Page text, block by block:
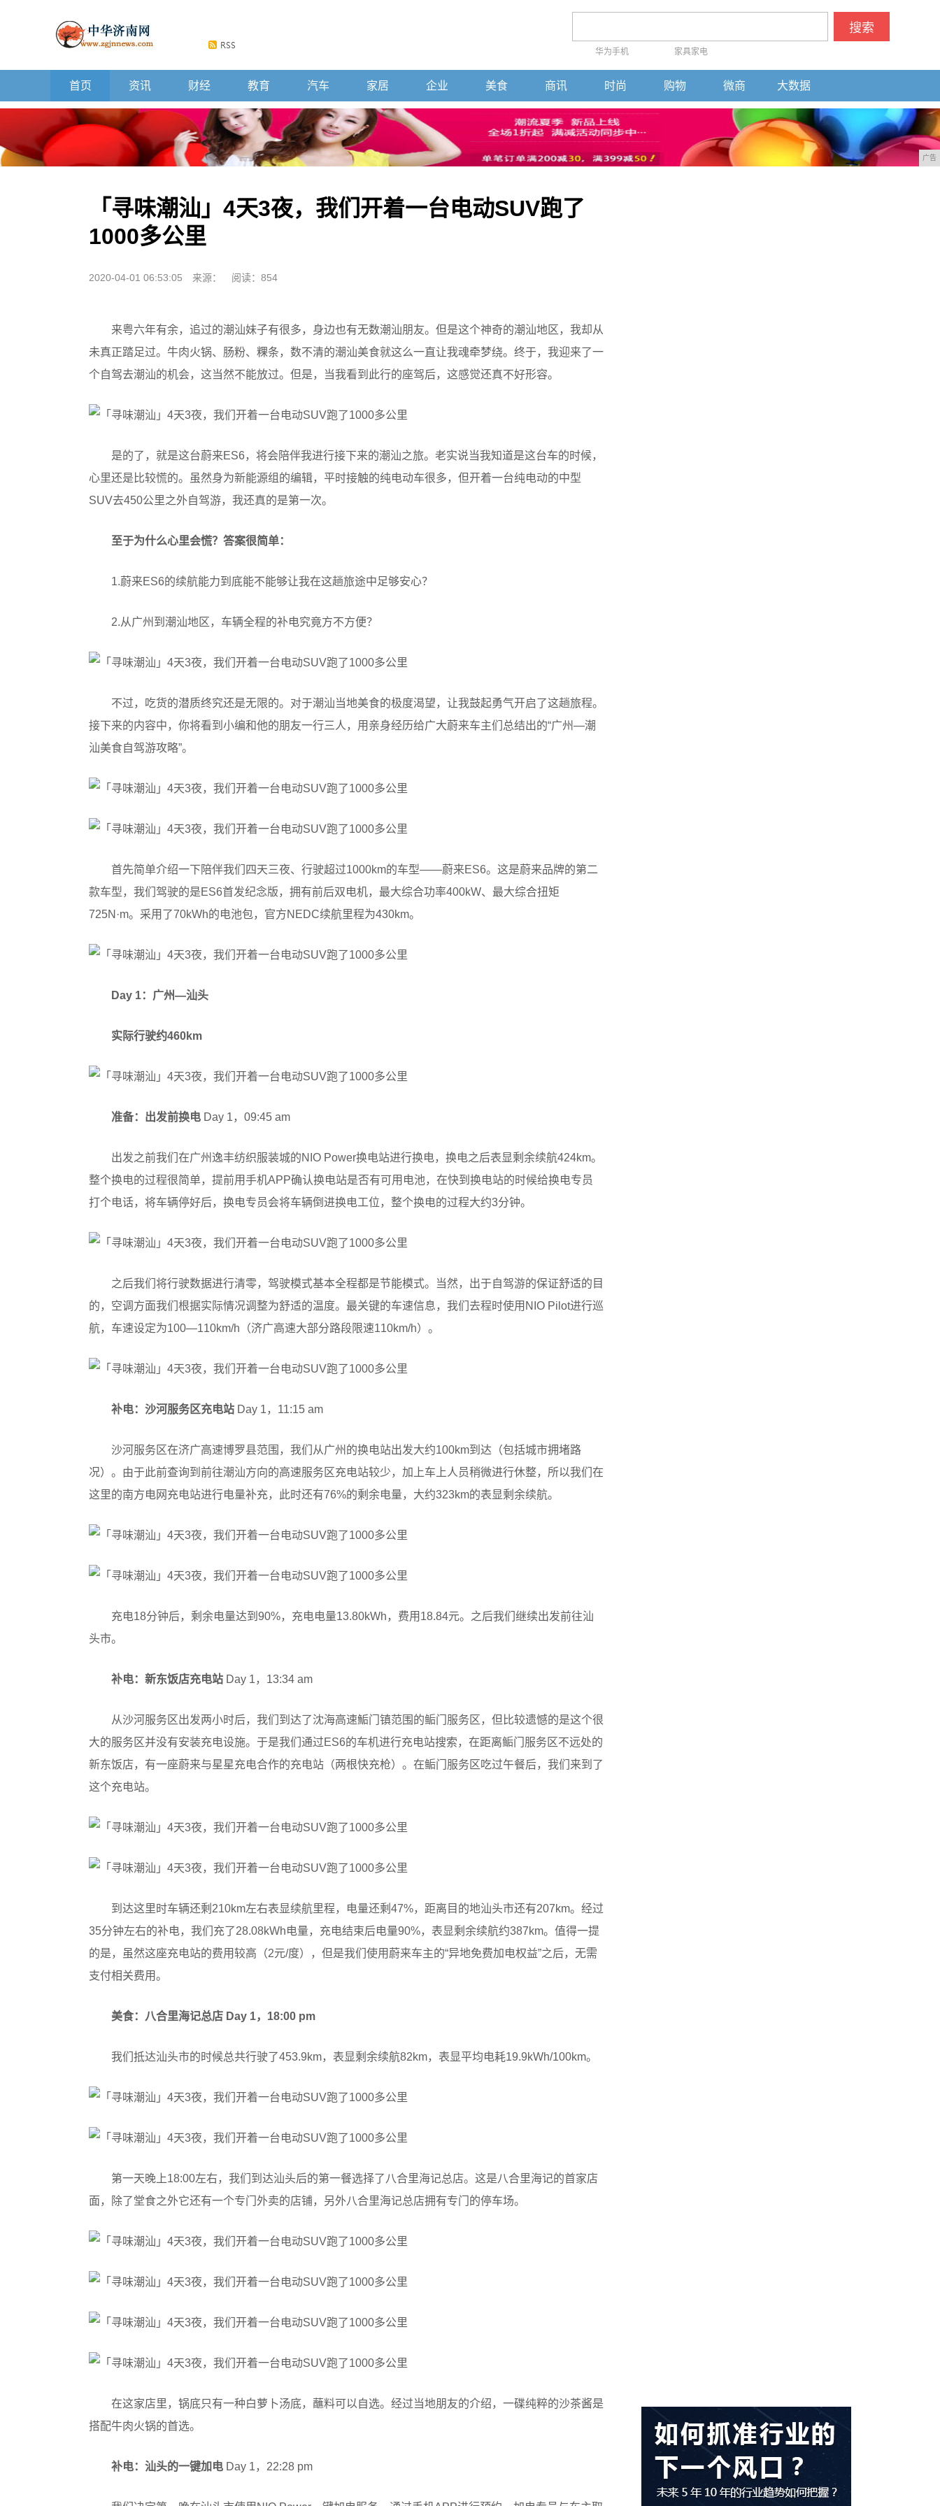
搜索
华为手机 家具家电
首页 资讯 财经 教育 汽车 家居 企业 美食 商讯 时尚 购物 微商 大数据
广告
「寻味潮汕」4天3夜，我们开着一台电动SUV跑了
1000多公里
2020-04-01 06:53:05 来源： 阅读：854
来粤六年有余，追过的潮汕妹子有很多，身边也有无数潮汕朋友。但是这个神奇的潮汕地区，我却从
未真正踏足过。牛肉火锅、肠粉、粿条，数不清的潮汕美食就这么一直让我魂牵梦绕。终于，我迎来了一
个自驾去潮汕的机会，这当然不能放过。但是，当我看到此行的座驾后，这感觉还真不好形容。
是的了，就是这台蔚来ES6，将会陪伴我进行接下来的潮汕之旅。老实说当我知道是这台车的时候，
心里还是比较慌的。虽然身为新能源组的编辑，平时接触的纯电动车很多，但开着一台纯电动的中型
SUV去450公里之外自驾游，我还真的是第一次。
至于为什么心里会慌？答案很简单：
1.蔚来ES6的续航能力到底能不能够让我在这趟旅途中足够安心？
2.从广州到潮汕地区，车辆全程的补电究竟方不方便？
不过，吃货的潜质终究还是无限的。对于潮汕当地美食的极度渴望，让我鼓起勇气开启了这趟旅程。
接下来的内容中，你将看到小编和他的朋友一行三人，用亲身经历给广大蔚来车主们总结出的“广州—潮
汕美食自驾游攻略”。
首先简单介绍一下陪伴我们四天三夜、行驶超过1000km的车型——蔚来ES6。这是蔚来品牌的第二
款车型，我们驾驶的是ES6首发纪念版，拥有前后双电机，最大综合功率400kW、最大综合扭矩
725N·m。采用了70kWh的电池包，官方NEDC续航里程为430km。
Day 1：广州—汕头
实际行驶约460km
准备：出发前换电 Day 1，09:45 am
出发之前我们在广州逸丰纺织服装城的NIO Power换电站进行换电，换电之后表显剩余续航424km。
整个换电的过程很简单，提前用手机APP确认换电站是否有可用电池，在快到换电站的时候给换电专员
打个电话，将车辆停好后，换电专员会将车辆倒进换电工位，整个换电的过程大约3分钟。
之后我们将行驶数据进行清零，驾驶模式基本全程都是节能模式。当然，出于自驾游的保证舒适的目
的，空调方面我们根据实际情况调整为舒适的温度。最关键的车速信息，我们去程时使用NIO Pilot进行巡
航，车速设定为100—110km/h（济广高速大部分路段限速110km/h）。
补电：沙河服务区充电站 Day 1，11:15 am
沙河服务区在济广高速博罗县范围，我们从广州的换电站出发大约100km到达（包括城市拥堵路
况）。由于此前查询到前往潮汕方向的高速服务区充电站较少，加上车上人员稍微进行休整，所以我们在
这里的南方电网充电站进行电量补充，此时还有76%的剩余电量，大约323km的表显剩余续航。
充电18分钟后，剩余电量达到90%，充电电量13.80kWh，费用18.84元。之后我们继续出发前往汕
头市。
补电：新东饭店充电站 Day 1，13:34 am
从沙河服务区出发两小时后，我们到达了沈海高速鮜门镇范围的鲘门服务区，但比较遗憾的是这个很
大的服务区并没有安装充电设施。于是我们通过ES6的车机进行充电站搜索，在距离鲘门服务区不远处的
新东饭店，有一座蔚来与星星充电合作的充电站（两根快充枪）。在鲘门服务区吃过午餐后，我们来到了
这个充电站。
到达这里时车辆还剩210km左右表显续航里程，电量还剩47%，距离目的地汕头市还有207km。经过
35分钟左右的补电，我们充了28.08kWh电量，充电结束后电量90%，表显剩余续航约387km。值得一提
的是，虽然这座充电站的费用较高（2元/度），但是我们使用蔚来车主的“异地免费加电权益”之后，无需
支付相关费用。
美食：八合里海记总店 Day 1，18:00 pm
我们抵达汕头市的时候总共行驶了453.9km，表显剩余续航82km，表显平均电耗19.9kWh/100km。
第一天晚上18:00左右，我们到达汕头后的第一餐选择了八合里海记总店。这是八合里海记的首家店
面，除了堂食之外它还有一个专门外卖的店铺，另外八合里海记总店拥有专门的停车场。
在这家店里，锅底只有一种白萝卜汤底，蘸料可以自选。经过当地朋友的介绍，一碟纯粹的沙茶酱是
搭配牛肉火锅的首选。
补电：汕头的一键加电 Day 1，22:28 pm